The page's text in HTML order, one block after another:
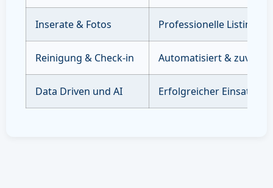
Inserate & Fotos Professionelle Listings
Reinigung & Check-in Automatisiert &
Data Driven und AI Erfolgreicher Einsatz